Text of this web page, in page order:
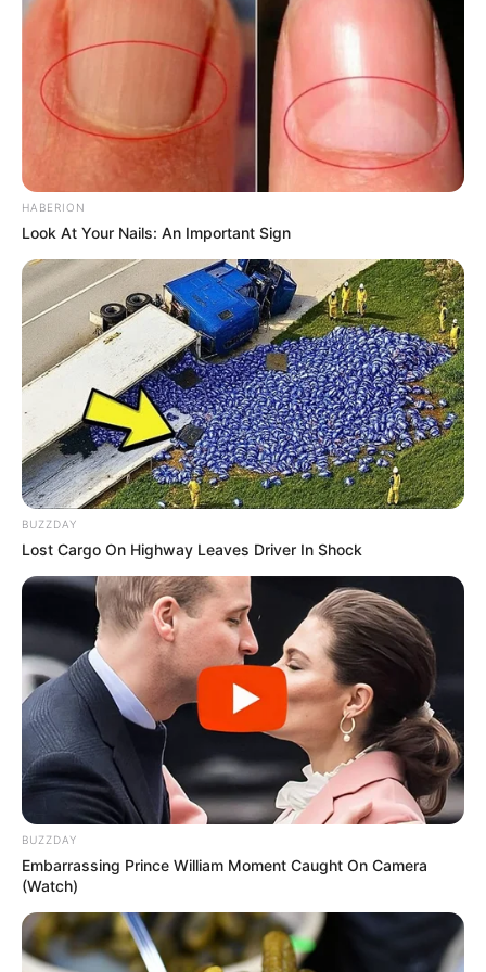
signierte Autogrammkarten für die Kinder. Eine
Geburtstagsparty, die kein Kind so schnell
vergessen wird! Informationen unter
www.sandramin
nert-fussballcamp.de/kindergeburtstag-feiern/ .
Eingetragen von Sandra Minnert Fussballcamp.
Kutschfahrten - Kindergeburtstag auf der Kutsche.
Tolle Rundfahrten durch den Taunus, Essen und
Trinken kann gerne mitgebracht und auf der Kutsche
verzehrt werden. Ein Erlebnis, das die Kinder noch
lange in Erinnerung behalten. Informationen unterw
ww.taunus-kutsche.de. Eingetragen von Regina
Nedwed.
Abenteuerliche Schatzsuche bei MysteryRooms
Frankfurt - Wer war nicht Fan von den ??? oder
TKKG? Hörspiele bleiben einfach schön. Doch
nichts ist wertvoller und spannender als das eigene,
reale Abenteuer... in einem Escape Room. Lassen
Sie Ihr Kind und seine Freunde “das Geheimnis des
Captains” lüften. Angelehnt an die Abenteuer
unserer Hörspielhelden werden bei diesem
Rätselspaß allerhand Fertigkeiten einbezogen:
Kombinieren und Konzentrieren, Suchen und
Finden, Geschicklichkeit und Sensorik sowie
Kreativität und Logik. Der nostalgisch eingerichtete
Raum kreiert eine mystische Atmosphäre, sodass
die Kinder blitzschnell ins Spielgeschehen
eintauchen. Schaffen sie es innerhalb 60 Minuten
den Schatz zu finden und danach noch aus dem
Raum zu entkommen? ● Preis pro Kind: 19,95 Euro
● Spieldauer 60 Minuten ● Kinder ab 12 Jahren
dürfen ohne Begleitung spielen ● Geburtstagskinder
spielen bei einer Gruppengröße von mindestens 5
Personen kostenfrei ● Tel.: 0176 - 70294939 ● E-
Mail: frankfurt@mystery-rooms.com Anmeldung und
HABERION
Look At Your Nails: An Important Sign
BUZZDAY
Lost Cargo On Highway Leaves Driver In Shock
BUZZDAY
Embarrassing Prince William Moment Caught On Camera
(Watch)